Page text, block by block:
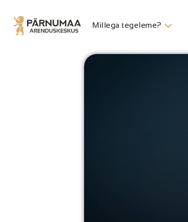
Millega tegeleme?